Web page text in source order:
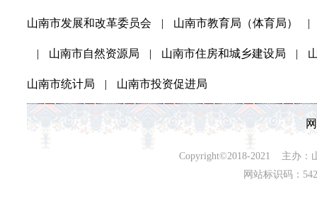
山南市发展和改革委员会 | 山南市教育局（体育局） |
| 山南市自然资源局 | 山南市住房和城乡建设局 |
山南市统计局 | 山南市投资促进局
Copyright©2018-2021 主办：
网站标识码：